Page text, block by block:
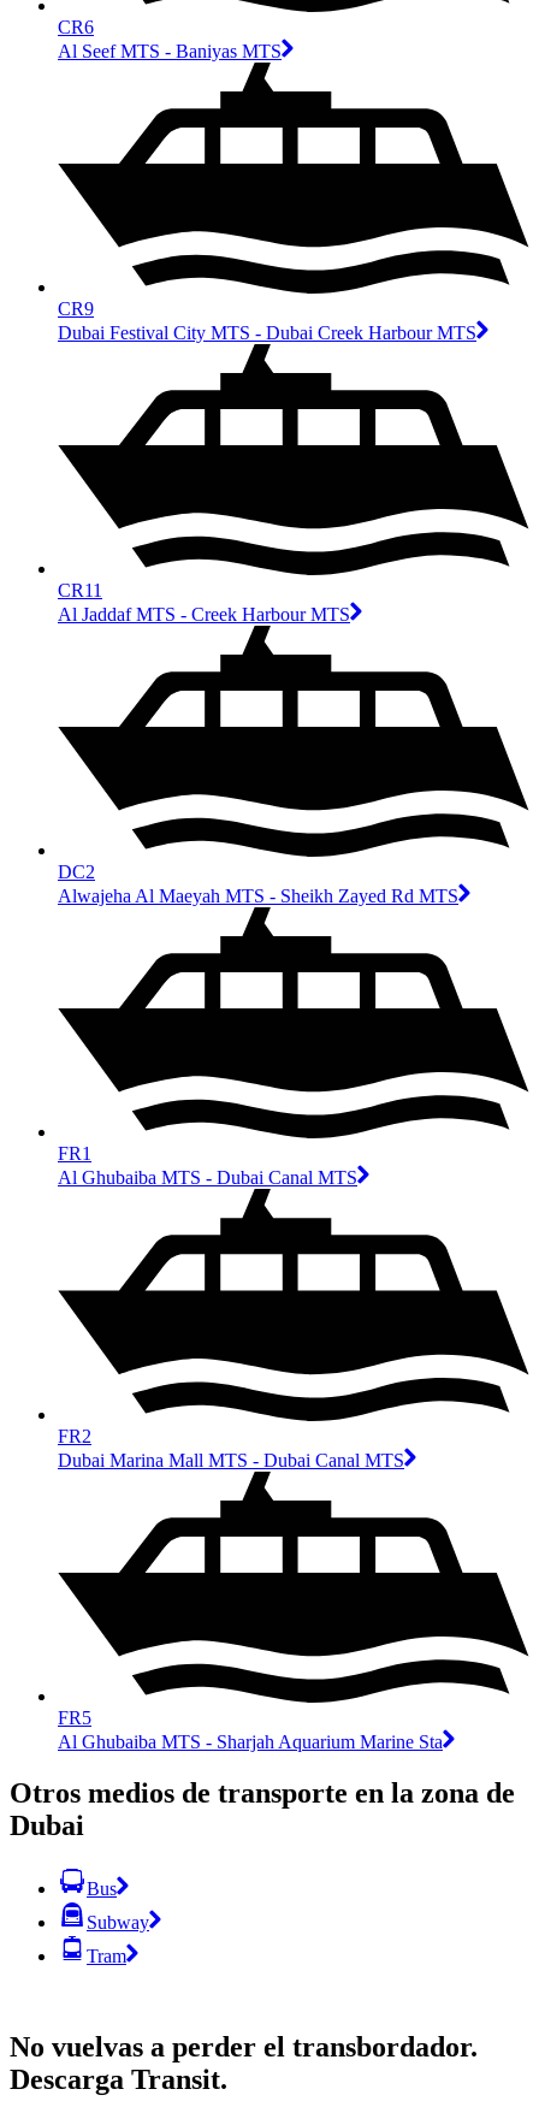
CR6
Al Seef MTS - Baniyas MTS
CR9
Dubai Festival City MTS - Dubai Creek Harbour MTS
CR11
Al Jaddaf MTS - Creek Harbour MTS
DC2
Alwajeha Al Maeyah MTS - Sheikh Zayed Rd MTS
FR1
Al Ghubaiba MTS - Dubai Canal MTS
FR2
Dubai Marina Mall MTS - Dubai Canal MTS
FR5
Al Ghubaiba MTS - Sharjah Aquarium Marine Sta
Otros medios de transporte en la zona de
Dubai
Bus
Subway
Tram
No vuelvas a perder el transbordador.
Descarga Transit.